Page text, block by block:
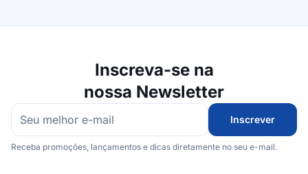
Inscreva-se na
nossa Newsletter
Inscrever
Receba promoções, lançamentos e dicas diretamente no seu e-mail.